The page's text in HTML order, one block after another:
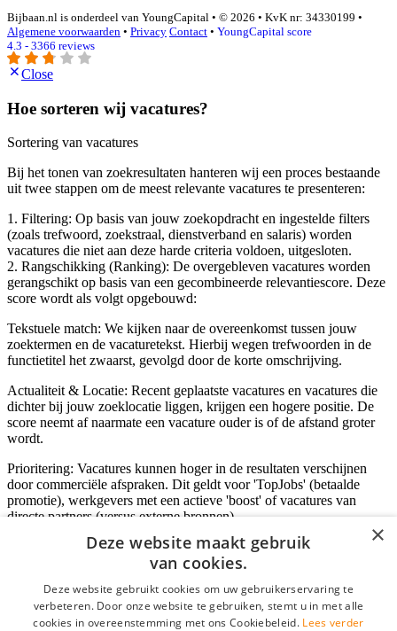
Bijbaan.nl is onderdeel van YoungCapital • © 2026 • KvK nr: 34330199 •
Algemene voorwaarden • Privacy Contact • YoungCapital score
4.3 - 3366 reviews
Close
Hoe sorteren wij vacatures?
Sortering van vacatures
Bij het tonen van zoekresultaten hanteren wij een proces bestaande
uit twee stappen om de meest relevante vacatures te presenteren:
1. Filtering: Op basis van jouw zoekopdracht en ingestelde filters
(zoals trefwoord, zoekstraal, dienstverband en salaris) worden
vacatures die niet aan deze harde criteria voldoen, uitgesloten.
2. Rangschikking (Ranking): De overgebleven vacatures worden
gerangschikt op basis van een gecombineerde relevantiescore. Deze
score wordt als volgt opgebouwd:
Tekstuele match: We kijken naar de overeenkomst tussen jouw
zoektermen en de vacaturetekst. Hierbij wegen trefwoorden in de
functietitel het zwaarst, gevolgd door de korte omschrijving.
Actualiteit & Locatie: Recent geplaatste vacatures en vacatures die
dichter bij jouw zoeklocatie liggen, krijgen een hogere positie. De
score neemt af naarmate een vacature ouder is of de afstand groter
wordt.
Prioritering: Vacatures kunnen hoger in de resultaten verschijnen
door commerciële afspraken. Dit geldt voor 'TopJobs' (betaalde
promotie), werkgevers met een actieve 'boost' of vacatures van
directe partners (versus externe bronnen).
Inloggen als bedrijf
*
×
Deze website maakt gebruik
van cookies.
Deze website gebruikt cookies om uw gebruikerservaring te
verbeteren. Door onze website te gebruiken, stemt u in met alle
cookies in overeenstemming met ons Cookiebeleid. Lees verder